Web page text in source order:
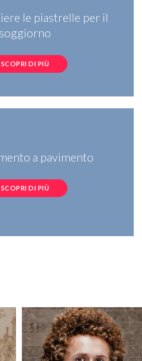
le piastrelle per il
soggiorno
SCOPRI DI PIÙ
a pavimento
SCOPRI DI PIÙ